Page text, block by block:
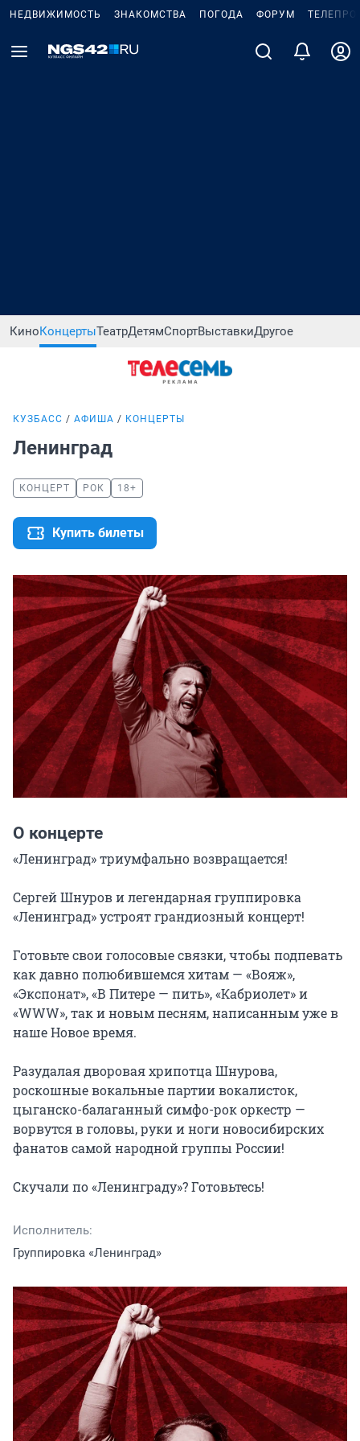
НЕДВИЖИМОСТЬ ЗНАКОМСТВА ПОГОДА ФОРУМ
КиноКонцертыТеатрДетямСпортВыставкиДругое
КУЗБАСС АФИША КОНЦЕРТЫ
Ленинград
КОНЦЕРТ РОК 18+
Купить билеты
О концерте
«Ленинград» триумфально возвращается!
Сергей Шнуров и легендарная группировка
«Ленинград» устроят грандиозный концерт!
Готовьте свои голосовые связки, чтобы подпевать
как давно полюбившемся хитам — «Вояж»,
«Экспонат», «В Питере — пить», «Кабриолет» и
«WWW», так и новым песням, написанным уже в
наше Новое время.
Разудалая дворовая хрипотца Шнурова,
роскошные вокальные партии вокалисток,
цыганско-балаганный симфо-рок оркестр —
ворвутся в головы, руки и ноги новосибирских
фанатов самой народной группы России!
Скучали по «Ленинграду»? Готовьтесь!
Исполнитель:
Группировка «Ленинград»